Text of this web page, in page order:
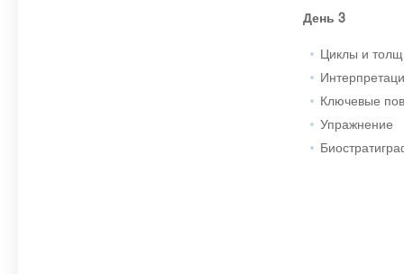
День 3
Циклы и
Ключевые
Упражнение